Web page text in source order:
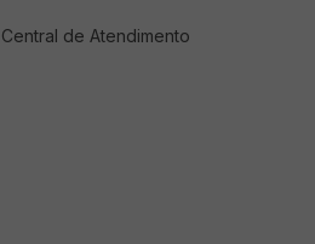
Central de Atendimento